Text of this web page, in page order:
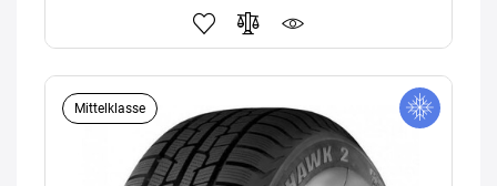
Mittelklasse